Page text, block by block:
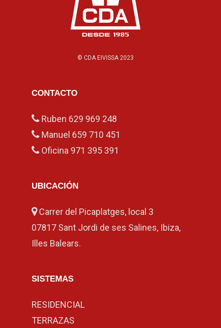
© CDA EIVISSA 2023
CONTACTO
Ruben 629 969 248
Manuel 659 710 451
Oficina 971 395 391
UBICACIÓN
Carrer del Picaplatges, local 3
07817 Sant Jordi de ses Salines, Ibiza,
Illes Balears.
SISTEMAS
RESIDENCIAL
TERRAZAS